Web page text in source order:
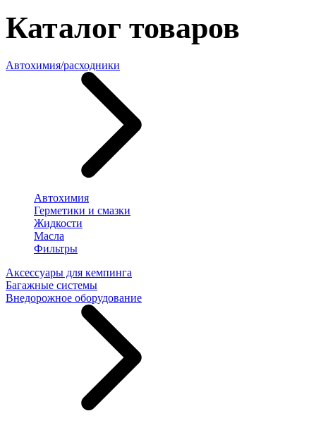
Каталог товаров
Автохимия/расходники
Автохимия
Герметики и смазки
Жидкости
Масла
Фильтры
Аксессуары для кемпинга
Багажные системы
Внедорожное оборудование